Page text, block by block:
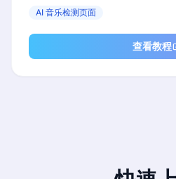
AI 音乐检测页面
查看教程